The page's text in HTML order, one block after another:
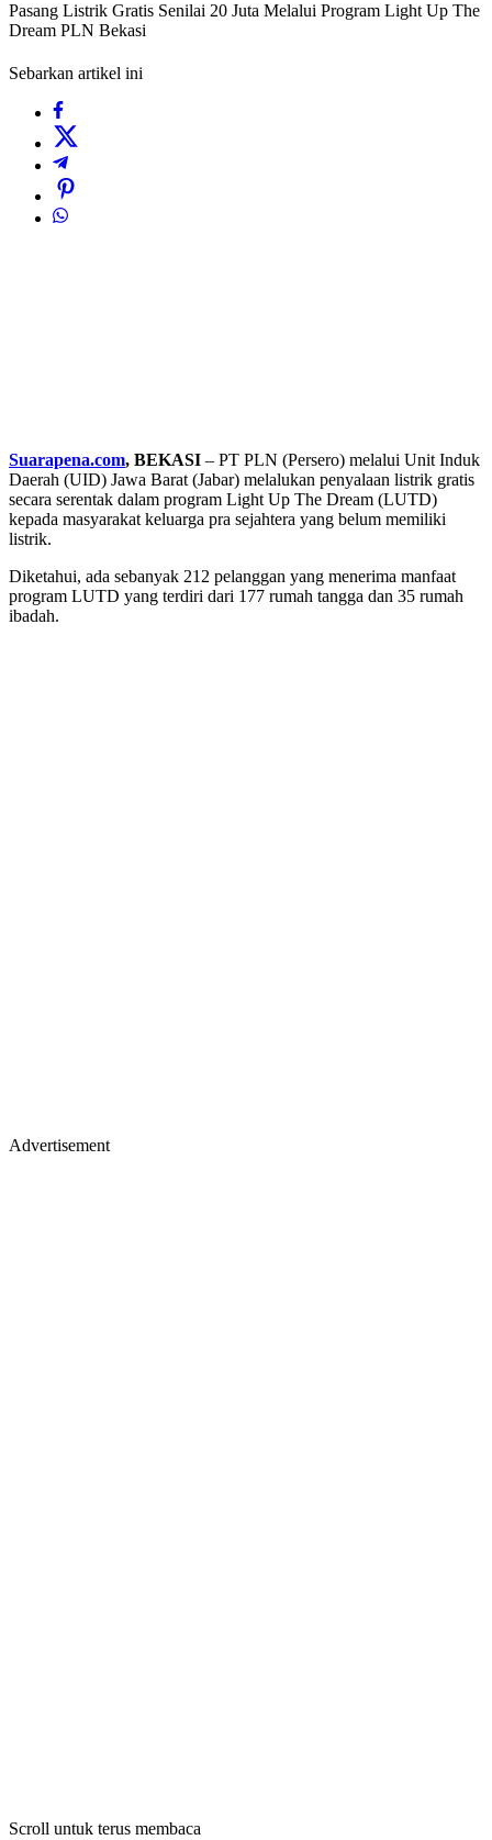
Pasang Listrik Gratis Senilai 20 Juta Melalui Program Light Up The
Dream PLN Bekasi
Sebarkan artikel ini
Suarapena.com, BEKASI – PT PLN (Persero) melalui Unit Induk
Daerah (UID) Jawa Barat (Jabar) melalukan penyalaan listrik gratis
secara serentak dalam program Light Up The Dream (LUTD)
kepada masyarakat keluarga pra sejahtera yang belum memiliki
listrik.
Diketahui, ada sebanyak 212 pelanggan yang menerima manfaat
program LUTD yang terdiri dari 177 rumah tangga dan 35 rumah
ibadah.
Advertisement
Scroll untuk terus membaca